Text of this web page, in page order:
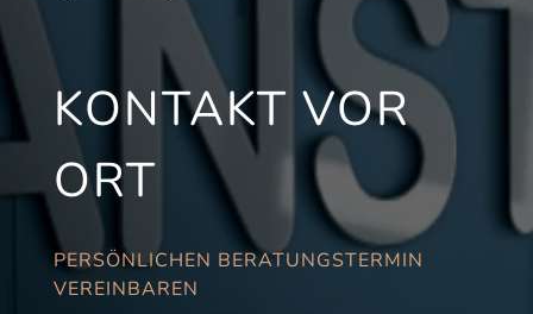
KONTAKT VOR
ORT
PERSÖNLICHEN BERATUNGSTERMIN
VEREINBAREN